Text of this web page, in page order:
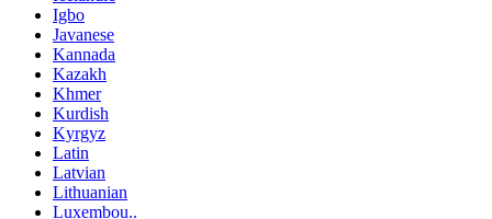
Igbo
Javanese
Kannada
Kazakh
Khmer
Kurdish
Kyrgyz
Latin
Latvian
Lithuanian
Luxembou..